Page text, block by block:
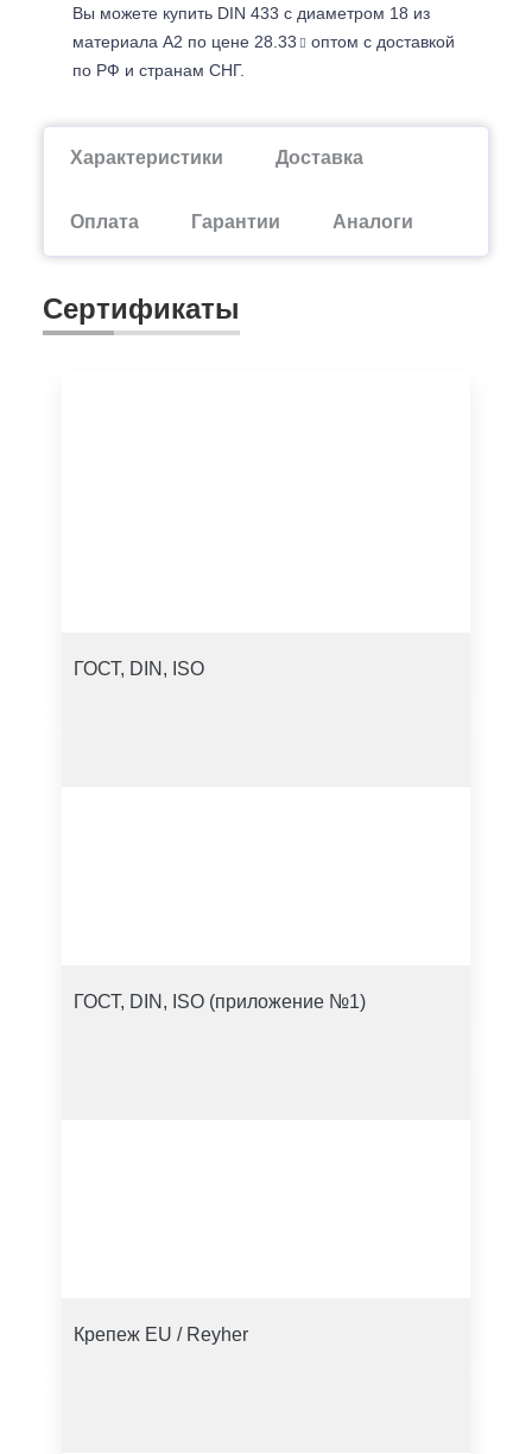
Вы можете купить DIN 433 с диаметром 18 из
материала А2 по цене 28.33
оптом с доставкой
по РФ и странам СНГ.
Характеристики Доставка
Оплата Гарантии Аналоги
Сертификаты
ГОСТ, DIN, ISO
ГОСТ, DIN, ISO (приложение №1)
Крепеж EU / Reyher